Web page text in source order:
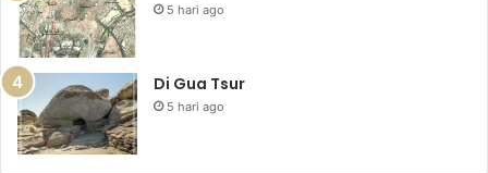
5 hari ago
Di Gua Tsur
5 hari ago